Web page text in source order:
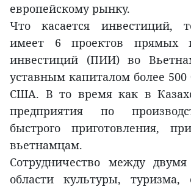
европейскому рынку.
Что касается инвестиций,
имеет 6 проектов прямых
инвестиций (ПИИ) во
уставным капиталом более 500
США. В то время как в
предприятия по
быстрого приготовления,
вьетнамцам.
Сотрудничество между
области культуры, туризма,